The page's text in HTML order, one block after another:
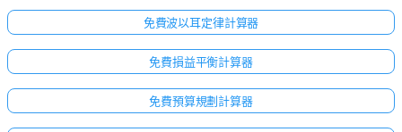
免費波以耳定律計算器
免費損益平衡計算器
免費預算規劃計算器